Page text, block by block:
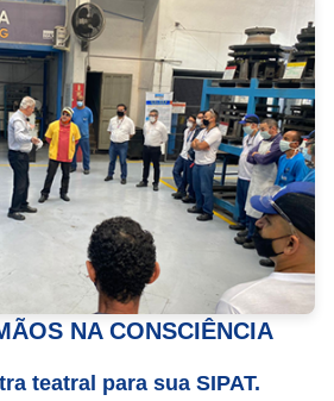
NA CONSCIÊNCIA
teatral para sua SIPAT.